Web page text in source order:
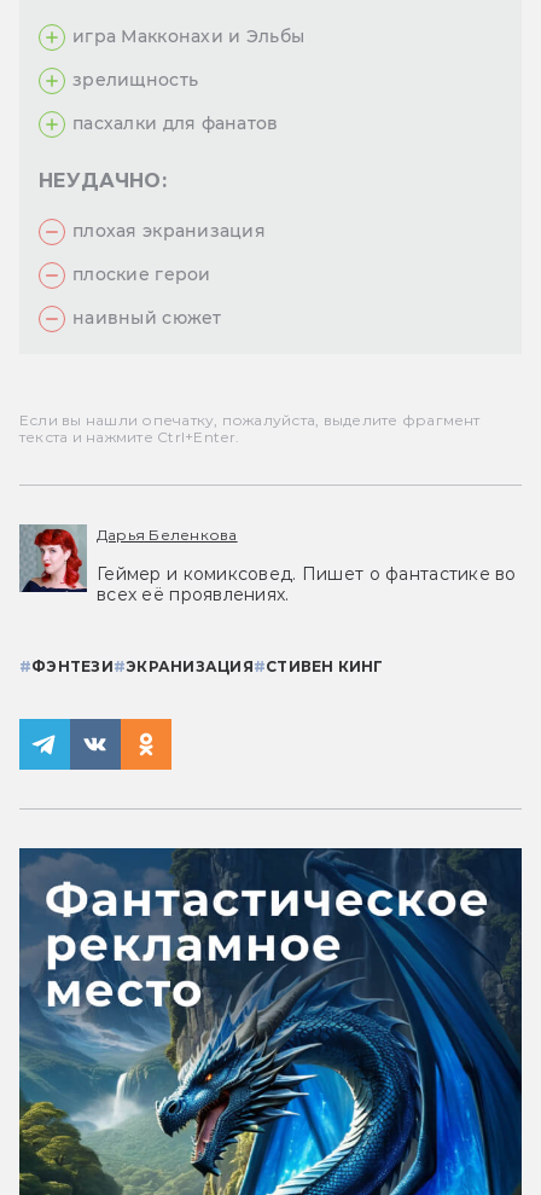
игра Макконахи и Эльбы
зрелищность
пасхалки для фанатов
НЕУДАЧНО:
плохая экранизация
плоские герои
наивный сюжет
Если вы нашли опечатку, пожалуйста, выделите фрагмент
текста и нажмите Ctrl+Enter.
Дарья Беленкова
Геймер и комиксовед. Пишет о фантастике во
всех её проявлениях.
#ФЭНТЕЗИ#ЭКРАНИЗАЦИЯ#СТИВЕН КИНГ